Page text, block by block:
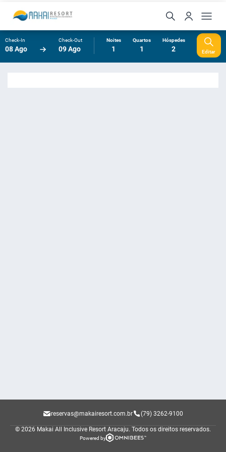
Check-In
08 Ago
Check-Out
09 Ago
Noites
1
Quartos
1
Hóspedes
2 Editar
reservas@makairesort.com.br (79) 3262-9100
© 2026 Makai All Inclusive Resort Aracaju. Todos os direitos reservados.
Powered by